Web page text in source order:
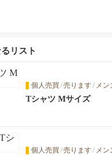
リスト
個人売買 /売ります/ メン
Tシャツ Mサイズ
個人売買 /売ります/ メン